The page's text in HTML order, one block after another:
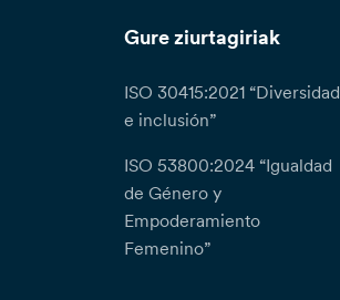
Gure ziurtagiriak
ISO 30415:2021 “Diversidad
e inclusión”
ISO 53800:2024 “Igualdad
de Género y
Empoderamiento
Femenino”